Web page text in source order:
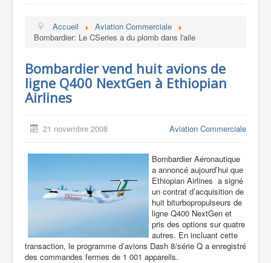
Aviation Commerciale
Aviation Militaire
Europespace
Accueil
Aviation Commerciale
Bombardier: Le CSeries a du plomb dans l'aile
Bombardier vend huit avions de
ligne Q400 NextGen à Ethiopian
Airlines
21 novembre 2008 Aviation Commerciale
Bombardier Aéronautique
a annoncé aujourd’hui que
Ethiopian Airlines a signé
un contrat d’acquisition de
huit biturbopropulseurs de
ligne Q400 NextGen et
pris des options sur quatre
autres. En incluant cette
transaction, le programme d’avions Dash 8/série Q a enregistré
des commandes fermes de 1 001 appareils.